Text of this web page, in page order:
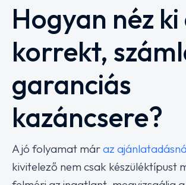
Hogyan néz
korrekt,
garanciás
kazáncsere?
A jó folyamat máraz
kivitelező nem csak készüléktípust